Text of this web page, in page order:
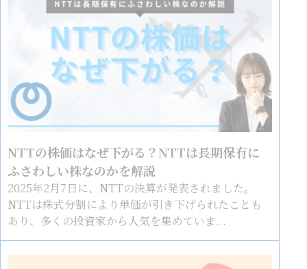
NTTの株価はなぜ下がる？NTTは長期保有に
ふさわしい株なのかを解説
2025年2月7日に、NTTの決算が発表されました。
NTTは株式分割により単価が引き下げられたことも
あり、多くの投資家から人気を集めていま...